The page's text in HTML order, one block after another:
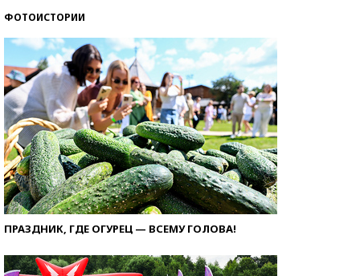
ФОТОИСТОРИИ
ПРАЗДНИК, ГДЕ ОГУРЕЦ — ВСЕМУ ГОЛОВА!